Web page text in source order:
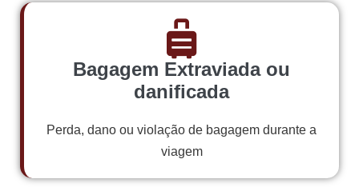
Bagagem Extraviada ou
danificada
Perda, dano ou violação de bagagem durante a
viagem